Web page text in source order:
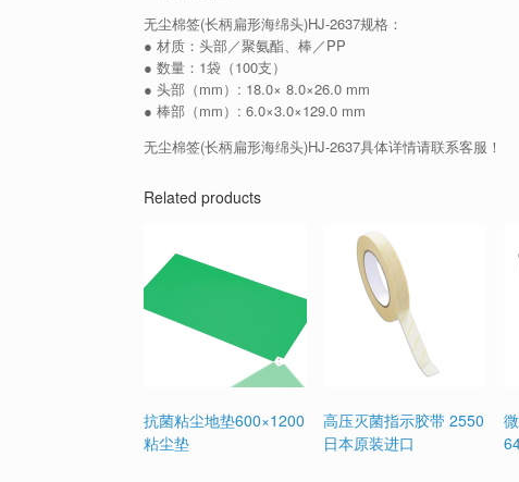
无尘棉签(长柄扁形海绵头)HJ-2637规格：
● 材质：头部／聚氨酯、棒／PP
● 数量：1袋（100支）
● 头部（mm）: 18.0× 8.0×26.0 mm
● 棒部（mm）: 6.0×3.0×129.0 mm
无尘棉签(长柄扁形海绵头)HJ-2637具体详情请联系客服！
Related products
抗菌粘尘地垫600×1200
粘尘垫
高压灭菌指示胶带 2550
日本原装进口